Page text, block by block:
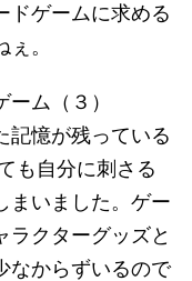
ドゲームに求める
。
ム（３）
記憶が残っている
も自分に刺さる
まいました。ゲー
ラクターグッズと
なからずいるので